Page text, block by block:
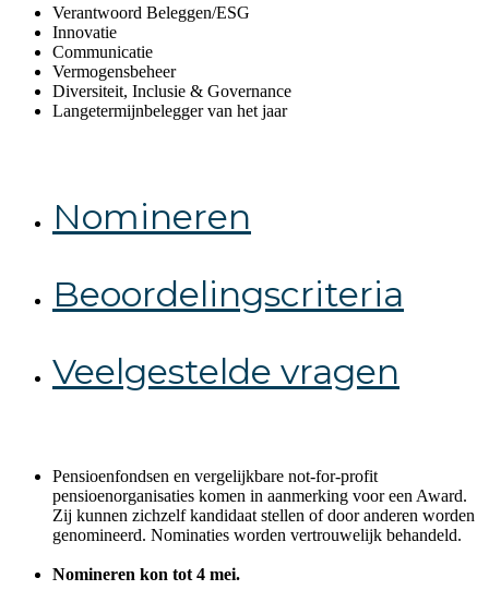
Verantwoord Beleggen/ESG
Innovatie
Communicatie
Vermogensbeheer
Diversiteit, Inclusie & Governance
Langetermijnbelegger van het jaar
Nomineren
Beoordelingscriteria
Veelgestelde vragen
Pensioenfondsen en vergelijkbare not-for-profit
pensioenorganisaties komen in aanmerking voor een Award.
Zij kunnen zichzelf kandidaat stellen of door anderen worden
genomineerd. Nominaties worden vertrouwelijk behandeld.
Nomineren kon tot 4 mei.